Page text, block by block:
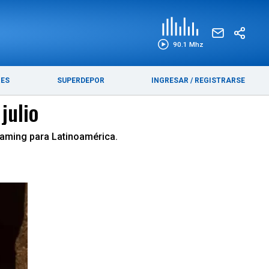
90.1 Mhz
SUPERDEPOR INGRESAR / REGISTRARSE
para Latinoamérica.